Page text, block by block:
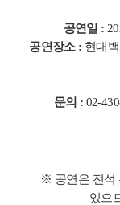
공연일 :
공연장소 : 현대
문의 : 02-
※ 공연은 전석
있으